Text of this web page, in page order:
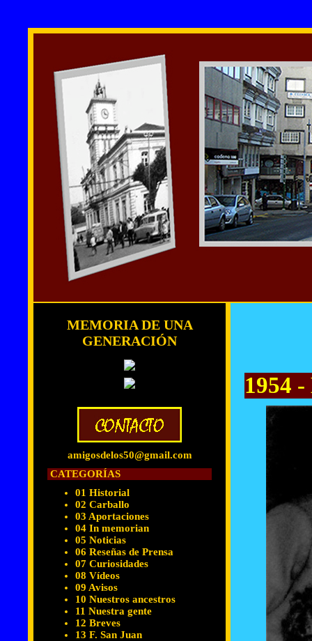
MEMORIA DE UNA
GENERACIÓN
amigosdelos50@gmail.com
CATEGORÍAS
01 Historial
02 Carballo
03 Aportaciones
04 In memorian
05 Noticias
06 Reseñas de Prensa
07 Curiosidades
08 Vídeos
09 Avisos
10 Nuestros ancestros
11 Nuestra gente
12 Breves
13 F. San Juan
1954